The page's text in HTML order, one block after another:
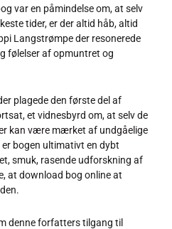
var en påmindelse om, at selv
tider, er der altid håb, altid
Langstrømpe der resonerede
følelser af opmuntret og
plagede den første del af
et vidnesbyrd om, at selv de
kan være mærket af undgåelige
bogen ultimativt en dybt
smuk, rasende udforskning af
at download bog online at
denne forfatters tilgang til